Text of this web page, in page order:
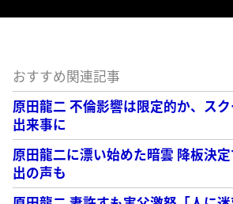
おすすめ関連記事
原田龍二 不倫影響は限定的か、ス
出来事に
原田龍二に漂い始めた暗雲 降板決
出の声も